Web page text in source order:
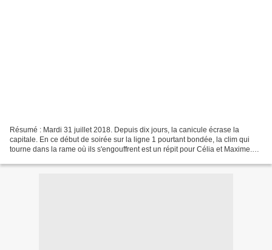
Résumé : Mardi 31 juillet 2018. Depuis dix jours, la canicule écrase la
capitale. En ce début de soirée sur la ligne 1 pourtant bondée, la clim qui
tourne dans la rame où ils s'engouffrent est un répit pour Célia et Maxime.